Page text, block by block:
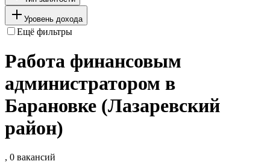
Уровень дохода
Ещё фильтры
Работа финансовым
администратором в
Барановке (Лазаревский
район)
, 0 вакансий